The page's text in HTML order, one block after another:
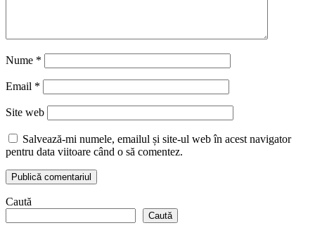
Nume *
Email *
Site web
Salvează-mi numele, emailul și site-ul web în acest navigator
pentru data viitoare când o să comentez.
Caută
Caută